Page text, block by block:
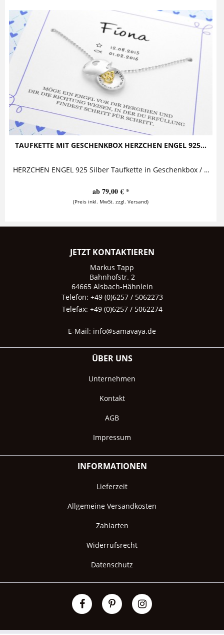
TAUFKETTE MIT GESCHENKBOX HERZCHEN ENGEL 925...
HERZCHEN ENGEL 925 Silber Taufkette in Geschenkbox / Geschenkkarton Diese zauberhafte Taufkette mit Gravur besteht aus einem...
ab 79,00 € *
(Preis inkl. MwSt. zzgl. Versand)
JETZT KONTAKTIEREN
Markus Tapp
Bahnhofstr. 2
64665 Alsbach-Hähnlein
Telefon: +49 (0)6257 / 5062273
Telefax: +49 (0)6257 / 5062274
E-Mail: info@samavaya.de
ÜBER UNS
Unternehmen
Kontakt
AGB
Impressum
INFORMATIONEN
Lieferzeit
Allgemeine Versandkosten
Zahlarten
Widerrufsrecht
Datenschutz